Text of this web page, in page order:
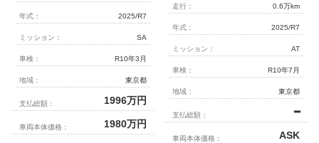
年式： 2025/R7
ミッション： SA
車検： R10年3月
地域： 東京都
支払総額： 1996万円
車両本体価格： 1980万円
走行： 0.6万km
年式： 2025/R7
ミッション： AT
車検： R10年7月
地域： 東京都
支払総額： ━
車両本体価格： ASK